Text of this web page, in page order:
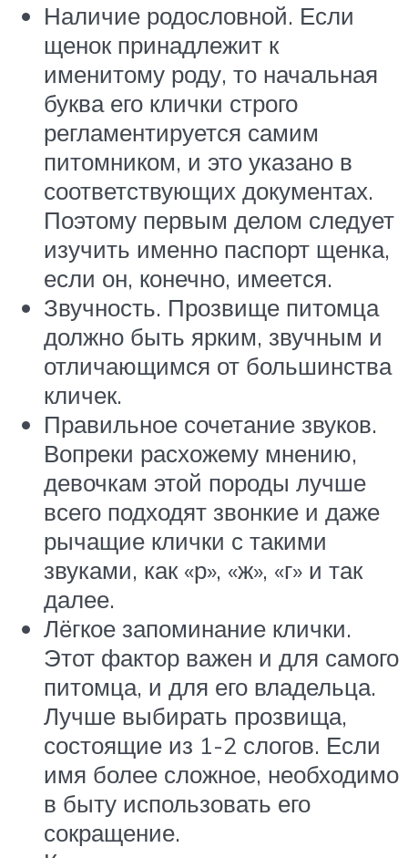
Наличие родословной. Если
щенок принадлежит к
именитому роду, то начальная
буква его клички строго
регламентируется самим
питомником, и это указано в
соответствующих документах.
Поэтому первым делом следует
изучить именно паспорт щенка,
если он, конечно, имеется.
Звучность. Прозвище питомца
должно быть ярким, звучным и
отличающимся от большинства
кличек.
Правильное сочетание звуков.
Вопреки расхожему мнению,
девочкам этой породы лучше
всего подходят звонкие и даже
рычащие клички с такими
звуками, как «р», «ж», «г» и так
далее.
Лёгкое запоминание клички.
Этот фактор важен и для самого
питомца, и для его владельца.
Лучше выбирать прозвища,
состоящие из 1-2 слогов. Если
имя более сложное, необходимо
в быту использовать его
сокращение.